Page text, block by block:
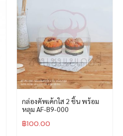
กล่องคัพเค้กใส 2 ชิ้น พร้อม
หลุม AF-B9-000
฿100.00